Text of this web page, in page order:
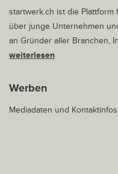
startwerk.ch ist die Plattform
über junge Unternehmen
an Gründer aller Branchen,
weiterlesen
Werben
Mediadaten und